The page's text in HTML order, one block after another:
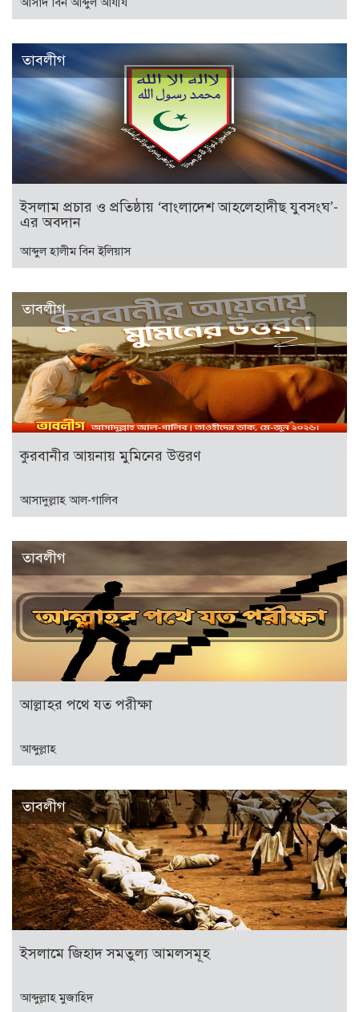
তাবলীগ
ইসলাম প্রচার ও প্রতিষ্ঠায় ‘বাংলাদেশ আহলেহাদীছ যুবসংঘ’-
এর অবদান
আব্দুল হালীম বিন ইলিয়াস
তাবলীগ
কুরবানীর আয়নায় মুমিনের উত্তরণ
আসাদুল্লাহ আল-গালিব
তাবলীগ
আল্লাহর পথে যত পরীক্ষা
আব্দুল্লাহ
তাবলীগ
ইসলামে জিহাদ সমতুল্য আমলসমূহ
আব্দুল্লাহ মুজাহিদ